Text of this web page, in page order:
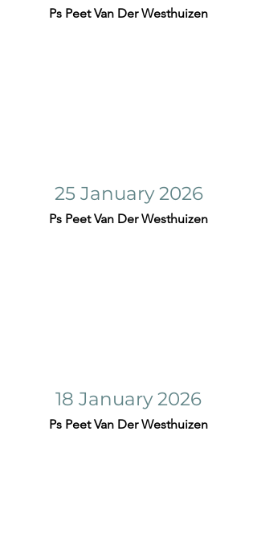
Ps Peet Van Der Westhuizen
25 January 2026
Ps Peet Van Der Westhuizen
18 January 2026
Ps Peet Van Der Westhuizen